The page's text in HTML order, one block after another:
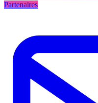
Partenaires